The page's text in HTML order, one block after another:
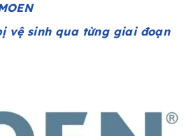
vệ sinh qua từng giai đoạn